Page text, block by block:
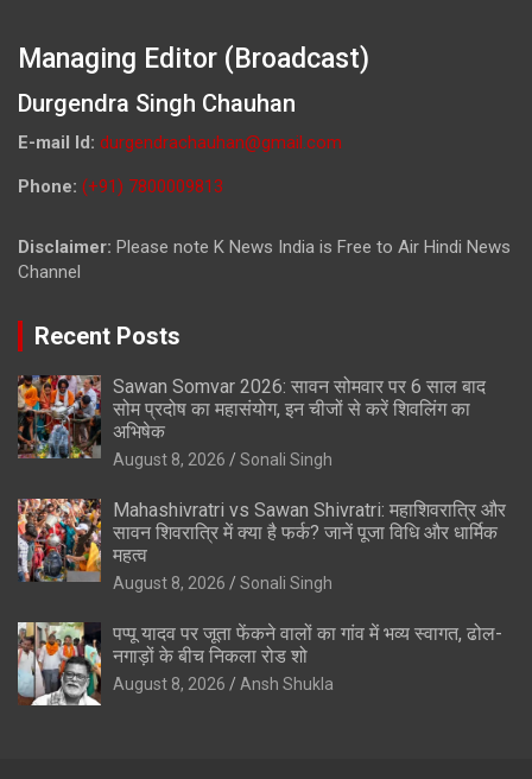
Managing Editor (Broadcast)
Durgendra Singh Chauhan
E-mail Id: durgendrachauhan@gmail.com
Phone: (+91) 7800009813
Disclaimer: Please note K News India is Free to Air Hindi News
Channel
Recent Posts
Sawan Somvar 2026: सावन सोमवार पर 6 साल बाद
सोम प्रदोष का महासंयोग, इन चीजों से करें शिवलिंग का
अभिषेक
August 8, 2026 Sonali Singh
Mahashivratri vs Sawan Shivratri: महाशिवरात्रि और
सावन शिवरात्रि में क्या है फर्क? जानें पूजा विधि और धार्मिक
महत्व
August 8, 2026 Sonali Singh
पप्पू यादव पर जूता फेंकने वालों का गांव में भव्य स्वागत, ढोल-
नगाड़ों के बीच निकला रोड शो
August 8, 2026 Ansh Shukla